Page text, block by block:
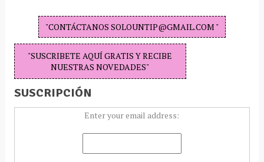
"CONTÁCTANOS SOLOUNTIP@GMAIL.COM "
"SUSCRIBETE AQUÍ GRATIS Y RECIBE
NUESTRAS NOVEDADES"
SUSCRIPCIÓN
Enter your email address: